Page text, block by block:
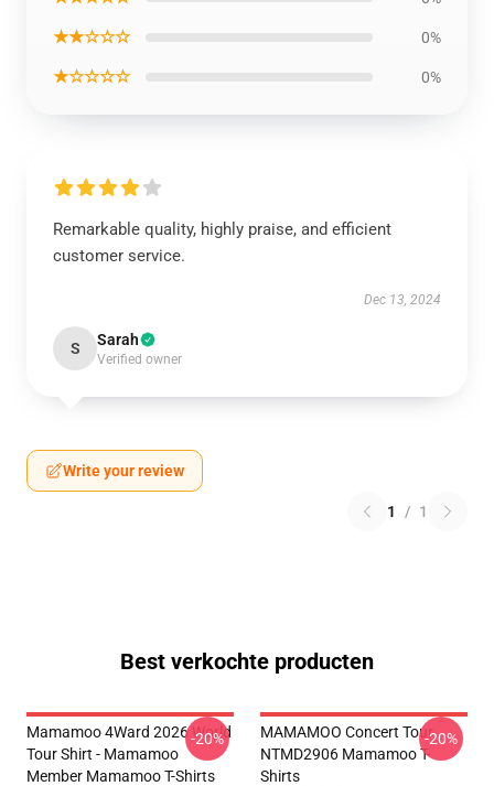
★★☆☆☆ 0%
★☆☆☆☆ 0%
Remarkable quality, highly praise, and efficient
customer service.
Dec 13, 2024
S Sarah
Verified owner
Write your review
1 / 1
Best verkochte producten
Mamamoo 4Ward 2026 World
Tour Shirt - Mamamoo
Member Mamamoo T-Shirts
-20%
MAMAMOO Concert Tour
NTMD2906 Mamamoo T-
Shirts
-20%